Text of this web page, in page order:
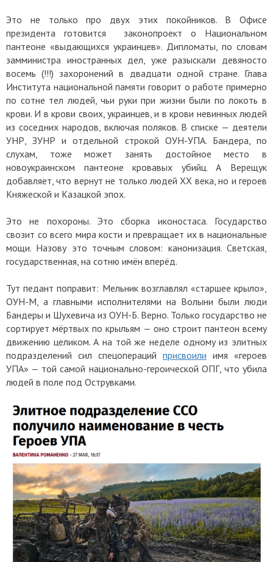
Это не только про двух этих покойников. В Офисе
президента готовится законопроект о Национальном
пантеоне «выдающихся украинцев». Дипломаты, по словам
замминистра иностранных дел, уже разыскали девяносто
восемь (!!!) захоронений в двадцати одной стране. Глава
Института национальной памяти говорит о работе примерно
по сотне тел людей, чьи руки при жизни были по локоть в
крови. И в крови своих, украинцев, и в крови невинных людей
из соседних народов, включая поляков. В списке — деятели
УНР, ЗУНР и отдельной строкой ОУН-УПА. Бандера, по
слухам, тоже может занять достойное место в
новоукраинском пантеоне кровавых убийц. А Верещук
добавляет, что вернут не только людей ХХ века, но и героев
Княжеской и Казацкой эпох.
Это не похороны. Это сборка иконостаса. Государство
свозит со всего мира кости и превращает их в национальные
мощи. Назову это точным словом: канонизация. Светская,
государственная, на сотню имён вперёд.
Тут педант поправит: Мельник возглавлял «старшее крыло»,
ОУН-М, а главными исполнителями на Волыни были люди
Бандеры и Шухевича из ОУН-Б. Верно. Только государство не
сортирует мёртвых по крыльям — оно строит пантеон всему
движению целиком. А на той же неделе одному из элитных
подразделений сил спецопераций присвоили имя «героев
УПА» — той самой национально-героической ОПГ, что убила
людей в поле под Острувками.